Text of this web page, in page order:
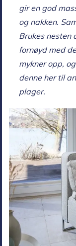
gir en god
og nakken.
Brukes nesten
fornøyd med
mykner opp,
denne her til
plager.